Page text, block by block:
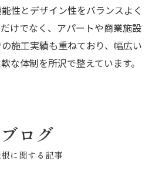
性とデザイン性をバランスよく
けでなく、アパートや商業施設
施工実績も重ねており、幅広い
な体制を所沢で整えています。
ブログ
根に関する記事